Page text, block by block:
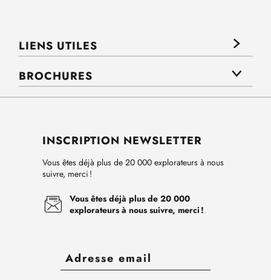
LIENS UTILES
BROCHURES
INSCRIPTION NEWSLETTER
Vous êtes déjà plus de 20 000 explorateurs à nous
suivre, merci !
Vous êtes déjà plus de 20 000
explorateurs à nous suivre, merci !